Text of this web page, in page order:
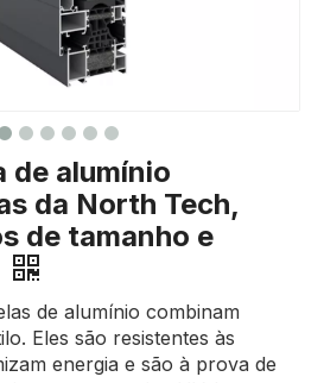
de alumínio
da North Tech,
de tamanho e
de alumínio combinam
Eles são resistentes às
energia e são à prova de